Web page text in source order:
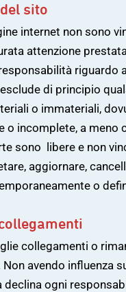
sito
internet non sono
attenzione
riguardo
di principio
o immateriali,
o incomplete, a
sono libere e non
aggiornare,
o
collegamenti o
avendo influenza
ogni